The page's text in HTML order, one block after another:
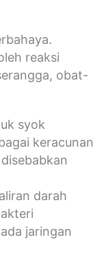
reaksi
obat-
syok
keracunan
darah
jaringan